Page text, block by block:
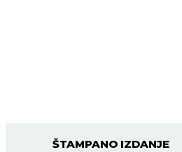
ŠTAMPANO IZDANJE